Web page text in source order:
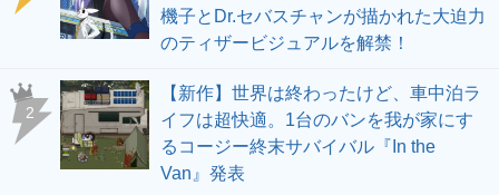
機子とDr.セバスチャンが描かれた大迫力
のティザービジュアルを解禁！
2
【新作】世界は終わったけど、車中泊ラ
イフは超快適。1台のバンを我が家にす
るコージー終末サバイバル『In the
Van』発表